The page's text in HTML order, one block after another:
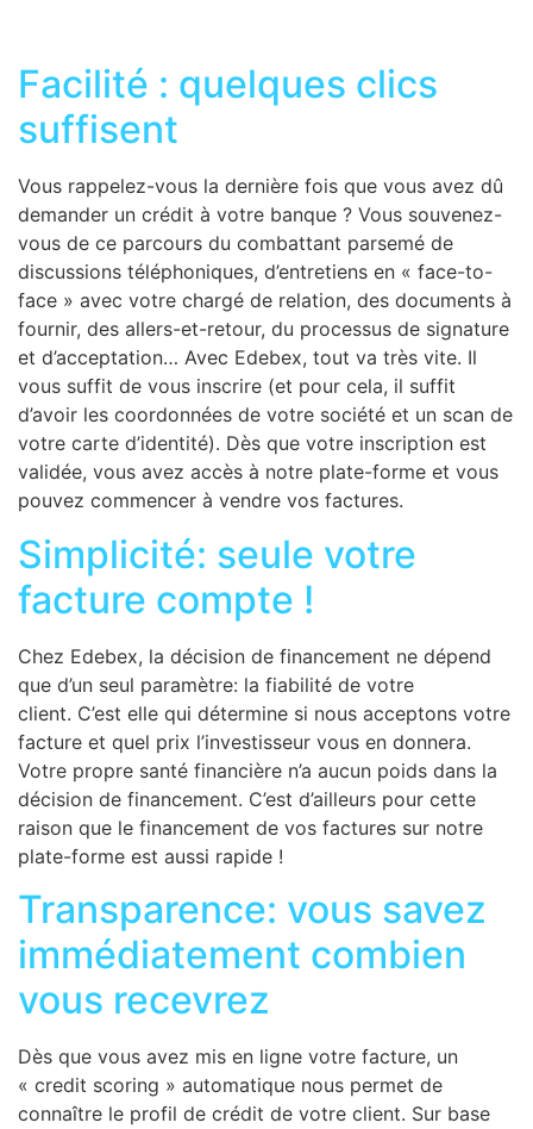
Facilité : quelques clics
suffisent
Vous rappelez-vous la dernière fois que vous avez dû
demander un crédit à votre banque ? Vous souvenez-
vous de ce parcours du combattant parsemé de
discussions téléphoniques, d’entretiens en « face-to-
face » avec votre chargé de relation, des documents à
fournir, des allers-et-retour, du processus de signature
et d’acceptation… Avec Edebex, tout va très vite. Il
vous suffit de vous inscrire (et pour cela, il suffit
d’avoir les coordonnées de votre société et un scan de
votre carte d’identité). Dès que votre inscription est
validée, vous avez accès à notre plate-forme et vous
pouvez commencer à vendre vos factures.
Simplicité: seule votre
facture compte !
Chez Edebex, la décision de financement ne dépend
que d’un seul paramètre: la fiabilité de votre
client. C’est elle qui détermine si nous acceptons votre
facture et quel prix l’investisseur vous en donnera.
Votre propre santé financière n’a aucun poids dans la
décision de financement. C’est d’ailleurs pour cette
raison que le financement de vos factures sur notre
plate-forme est aussi rapide !
Transparence: vous savez
immédiatement combien
vous recevrez
Dès que vous avez mis en ligne votre facture, un
« credit scoring » automatique nous permet de
connaître le profil de crédit de votre client. Sur base